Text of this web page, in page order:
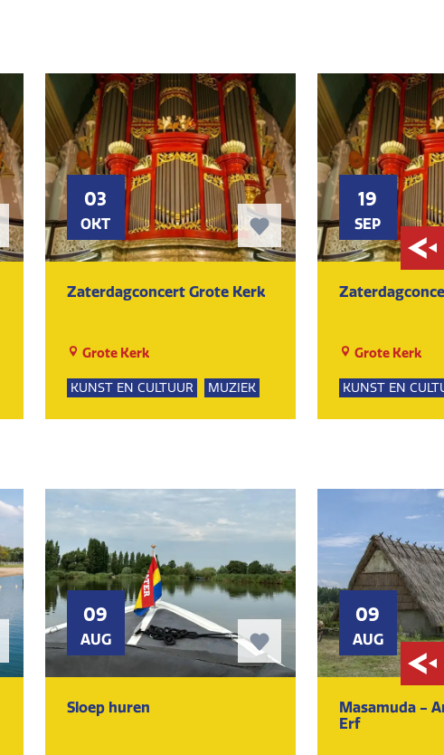
03
OKT
Zaterdagconcert Grote Kerk
Grote Kerk
KUNST EN CULTUUR MUZIEK
19
SEP
Grote Kerk
KUNST EN
09
AUG
Sloep huren
09
AUG
Masamuda -
Erf